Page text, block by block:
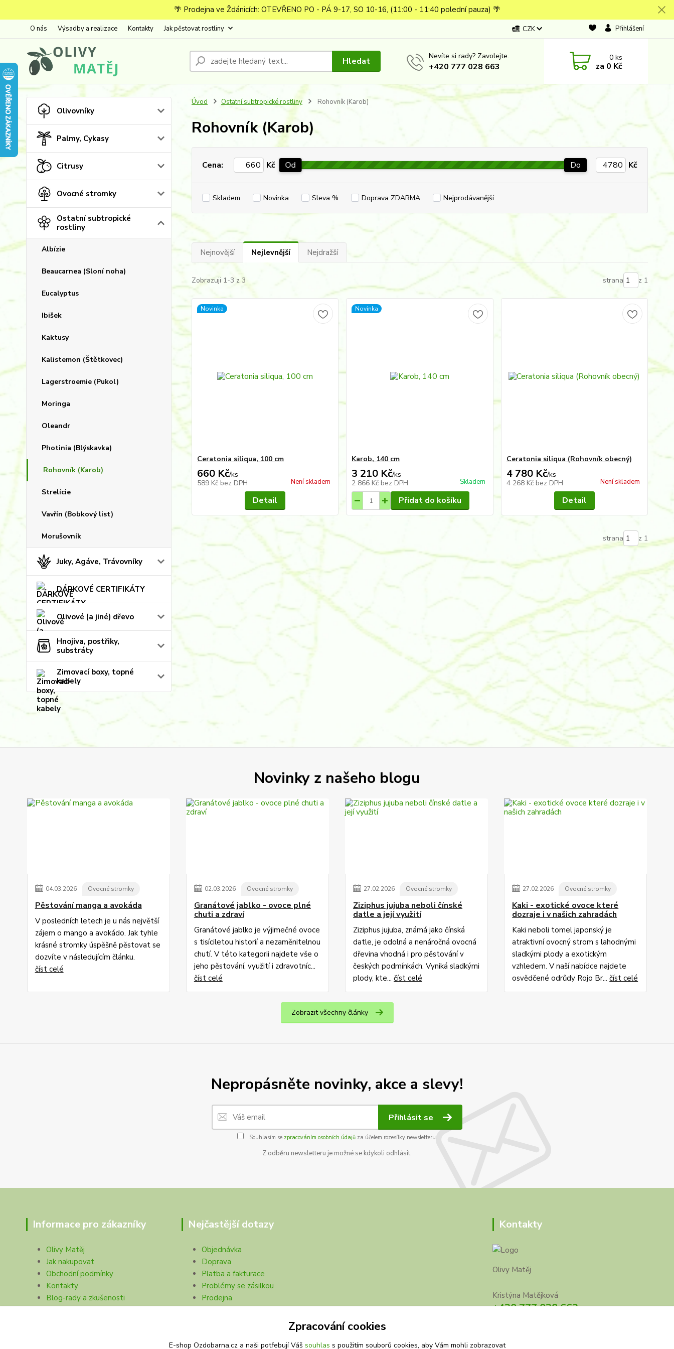
🌴 Prodejna ve Ždánicích: OTEVŘENO PO - PÁ 9-17, SO 10-16, (11:00 - 11:40 polední pauza) 🌴
O nás Výsadby a realizace Kontakty Jak pěstovat rostliny CZK Přihlášení
Hledat Nevíte si rady? Zavolejte.
+420 777 028 663
0ks
za 0 Kč
Olivovníky
Palmy, Cykasy
Citrusy
Ovocné stromky
Ostatní subtropické
rostliny
Albízie
Beaucarnea (Sloní noha)
Eucalyptus
Ibišek
Kaktusy
Kalistemon (Štětkovec)
Lagerstroemie (Pukol)
Moringa
Oleandr
Photinia (Blýskavka)
Rohovník (Karob)
Strelície
Vavřín (Bobkový list)
Morušovník
Juky, Agáve, Trávovníky
DÁRKOVÉ CERTIFIKÁTY
Olivové (a jiné) dřevo
Hnojiva, postřiky,
substráty
Zimovací boxy, topné
kabely
Úvod Ostatní subtropické rostliny Rohovník (Karob)
Rohovník (Karob)
Cena: Kč Od Do Kč
Skladem Novinka Sleva % Doprava ZDARMA Nejprodávanější
Nejnovější Nejlevnější Nejdražší
Zobrazuji 1-3 z 3 strana z 1
Novinka
Ceratonia siliqua, 100 cm
660 Kč/ks
589 Kč bez DPH Není skladem
Detail
Novinka
Karob, 140 cm
3 210 Kč/ks
2 866 Kč bez DPH Skladem
Přidat do košíku
Ceratonia siliqua (Rohovník obecný)
4 780 Kč/ks
4 268 Kč bez DPH Není skladem
Detail
strana z 1
Novinky z našeho blogu
04.03.2026 Ovocné stromky
Pěstování manga a avokáda
V posledních letech je u nás největší
zájem o mango a avokádo. Jak tyhle
krásné stromky úspěšně pěstovat se
dozvíte v následujícím článku.
číst celé
02.03.2026 Ovocné stromky
Granátové jablko - ovoce plné
chuti a zdraví
Granátové jablko je výjimečné ovoce
s tisíciletou historií a nezaměnitelnou
chutí. V této kategorii najdete vše o
jeho pěstování, využití i zdravotníc...
číst celé
27.02.2026 Ovocné stromky
Ziziphus jujuba neboli čínské
datle a její využití
Ziziphus jujuba, známá jako čínská
datle, je odolná a nenáročná ovocná
dřevina vhodná i pro pěstování v
českých podmínkách. Vyniká sladkými
plody, kte... číst celé
27.02.2026 Ovocné stromky
Kaki - exotické ovoce které
dozraje i v našich zahradách
Kaki neboli tomel japonský je
atraktivní ovocný strom s lahodnými
sladkými plody a exotickým
vzhledem. V naší nabídce najdete
osvědčené odrůdy Rojo Br...číst celé
Zobrazit všechny články
Nepropásněte novinky, akce a slevy!
Přihlásit se
Souhlasím se zpracováním osobních údajůza účelem rozesílky newsletteru.
Z odběru newsletteru je možné se kdykoli odhlásit.
Informace pro zákazníky
Olivy Matěj
Jak nakupovat
Obchodní podmínky
Kontakty
Blog-rady a zkušenosti
Nejčastější dotazy
Objednávka
Doprava
Platba a fakturace
Problémy se zásilkou
Prodejna
Kontakty
Olivy Matěj
Kristýna Matějková
+420 777 028 663
Zpracování cookies
E-shop Ozdobarna.cz a naši potřebují Váš souhlas s použitím souborů cookies, aby Vám mohli zobrazovat